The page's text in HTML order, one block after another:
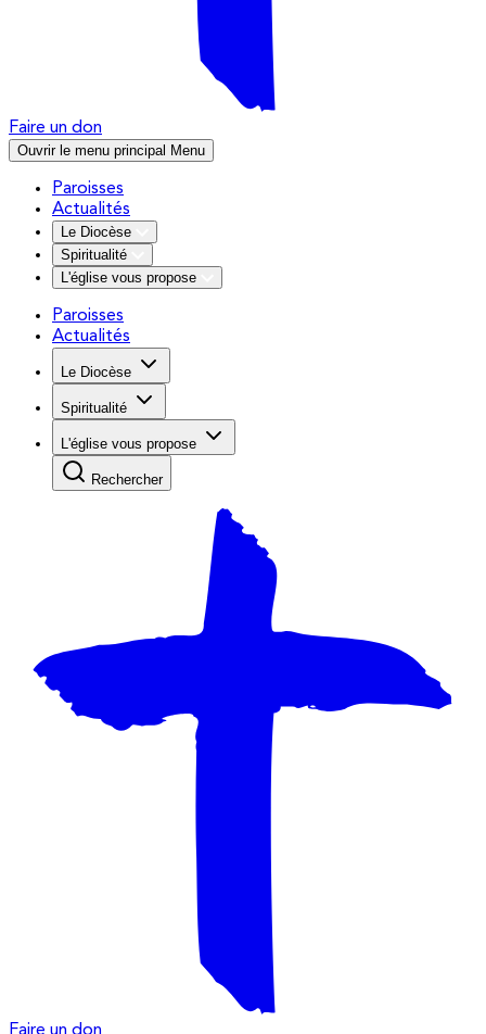
Faire un don
Ouvrir le menu principal Menu
Paroisses
Actualités
Le Diocèse
Spiritualité
L'église vous propose
Paroisses
Actualités
Le Diocèse
Spiritualité
L'église vous propose
Rechercher
Faire un don